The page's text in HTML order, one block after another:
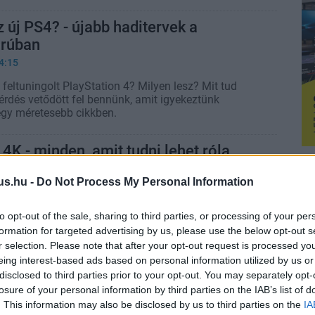
- Do Not Process My Personal Information
opt-out of the sale, sharing to third parties, or processing of your
for targeted advertising by us, please use the below opt-out
selection. Please note that after your opt-out request is processed
interest-based ads based on personal information utilized by us
to third parties prior to your opt-out. You may separately
of your personal information by third parties on the IAB’s list of
This information may also be disclosed by us to third parties on the
új PS4? - újabb haditervek a
PlayStation 4? Milyen lesz? Mit tud
vetődött fel bennünk, amit igyekeztünk
méretesebb cikkben.
- minden, amit tudni lehet róla
tett kötelezővé a játékfejlesztőknek a
nem kell aggódnia annak sem, aki nem tervezi,
vált.
4K - a RAM is javul, nem lesznek